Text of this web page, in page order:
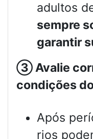
adultos
sempre
garantir
③Avalie
condições
Após
rios